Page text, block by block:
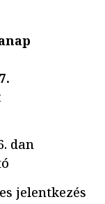
dan
jelentkezés